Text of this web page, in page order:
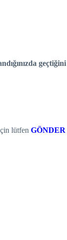
geçtiğini
lütfen GÖNDER